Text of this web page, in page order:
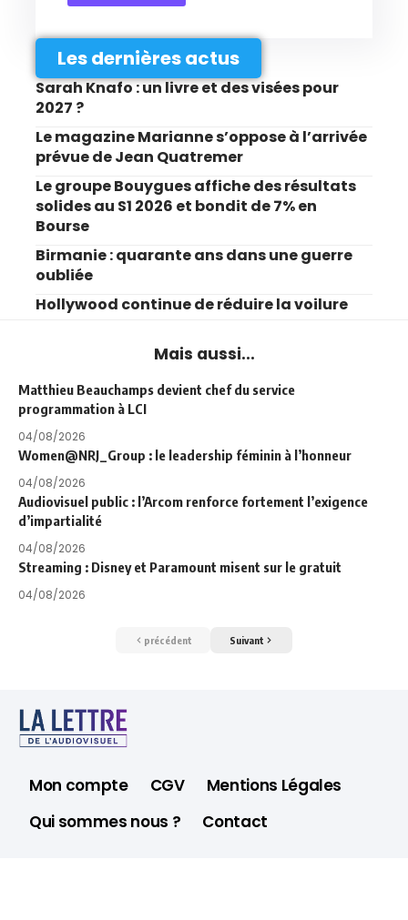
Les dernières actus
Sarah Knafo : un livre et des visées pour
2027 ?
Le magazine Marianne s’oppose à l’arrivée
prévue de Jean Quatremer
Le groupe Bouygues affiche des résultats
solides au S1 2026 et bondit de 7% en
Bourse
Birmanie : quarante ans dans une guerre
oubliée
Hollywood continue de réduire la voilure
Mais aussi...
Matthieu Beauchamps devient chef du service
programmation à LCI
04/08/2026
Women@NRJ_Group : le leadership féminin à l’honneur
04/08/2026
Audiovisuel public : l’Arcom renforce fortement l’exigence
d’impartialité
04/08/2026
Streaming : Disney et Paramount misent sur le gratuit
04/08/2026
précédent Suivant
Mon compte CGV
Mentions Légales
Qui sommes nous ?
Contact